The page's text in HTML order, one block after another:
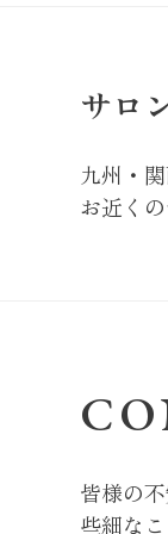
サロ
九州・
お近く
皆様の
些細な